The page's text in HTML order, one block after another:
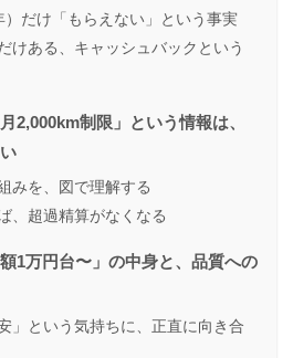
）だけ「もらえない」という事実
けある、キャッシュバックという
2,000km制限」という情報は、
みを、図で理解する
、超過精算がなくなる
1万円台〜」の中身と、品質への
」という気持ちに、正直に向き合